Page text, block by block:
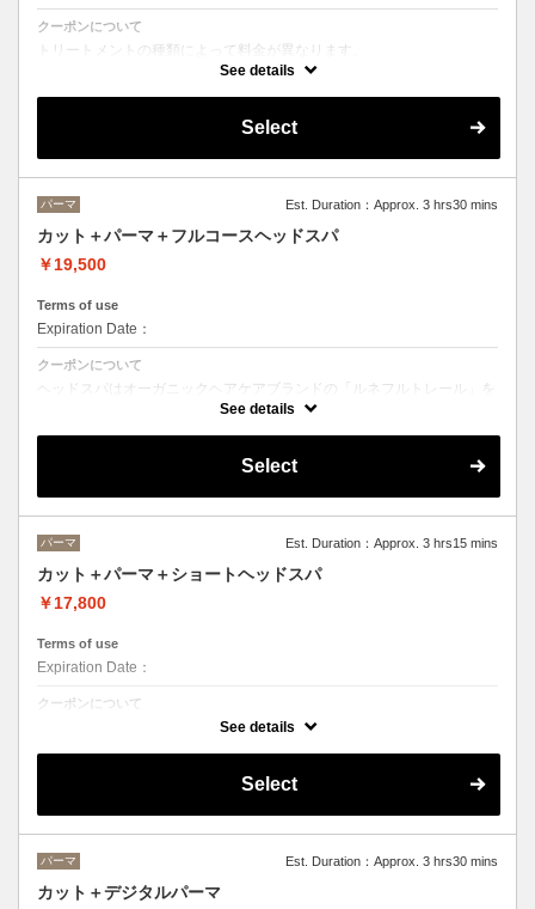
クーポンについて
トリートメントの種類によって料金が異なります。
クイックトリートメント→17300
髪質別集中トリートメント→18400
See details
Select
パーマ Est. Duration：Approx. 3 hrs30 mins
カット＋パーマ＋フルコースヘッドスパ
￥19,500
Terms of use
Expiration Date：
クーポンについて
ヘッドスパはオーガニックヘアケアブランドの「ルネフルトレール」を
使ったoone が自信を持っておすすめするヘッドスパです。
ヘッドスパの施術時間は４５分です。
See details
Select
パーマ Est. Duration：Approx. 3 hrs15 mins
カット＋パーマ＋ショートヘッドスパ
￥17,800
Terms of use
Expiration Date：
クーポンについて
ヘッドスパは２０分のショートヘッドスパ
See details
Select
パーマ Est. Duration：Approx. 3 hrs30 mins
カット＋デジタルパーマ